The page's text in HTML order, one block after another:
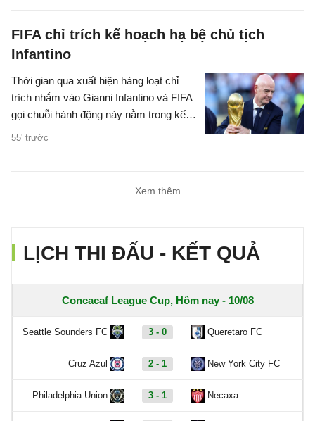
FIFA chỉ trích kế hoạch hạ bệ chủ tịch
Infantino
Thời gian qua xuất hiện hàng loạt chỉ
trích nhắm vào Gianni Infantino và FIFA
gọi chuỗi hành động này nằm trong kế
hoạch hạ bệ chủ tịch cơ quan này.
55' trước
Xem thêm
LỊCH THI ĐẤU - KẾT QUẢ
Concacaf League Cup, Hôm nay - 10/08
Seattle Sounders FC 3 - 0 Queretaro FC
Cruz Azul 2 - 1 New York City FC
Philadelphia Union 3 - 1 Necaxa